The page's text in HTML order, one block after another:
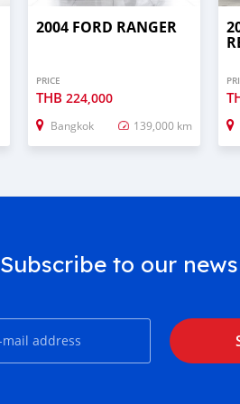
2004 FORD RANGER
PRICE
THB 224,000
Bangkok 139,000 km
Subscribe to our